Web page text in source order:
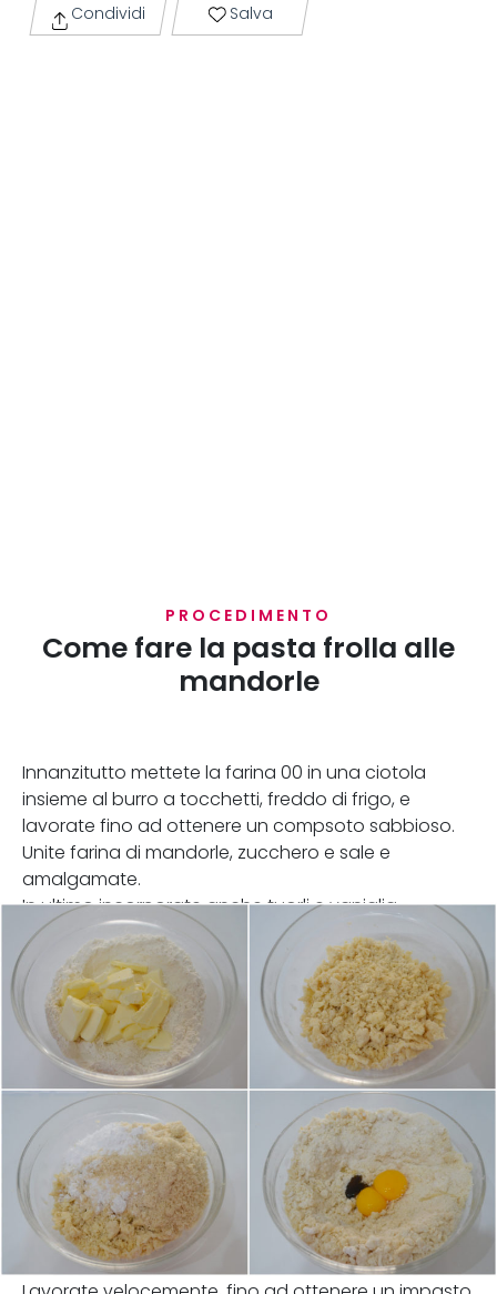
Condividi Salva
PROCEDIMENTO
Come fare la pasta frolla alle
mandorle
Innanzitutto mettete la farina 00 in una ciotola
insieme al burro a tocchetti, freddo di frigo, e
lavorate fino ad ottenere un compsoto sabbioso.
Unite farina di mandorle, zucchero e sale e
amalgamate.
In ultimo incorporate anche tuorli e vaniglia.